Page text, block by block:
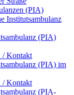
(PIA)
Institutsambulanz
(PIA)
/ Kontakt
(PIA) im
/ Kontakt
(PIA-